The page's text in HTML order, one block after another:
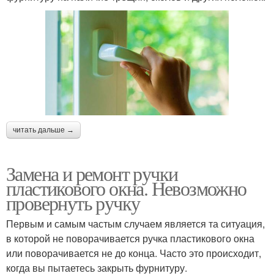
читать дальше →
Замена и ремонт ручки
пластикового окна. Невозможно
провернуть ручку
Первым и самым частым случаем является та ситуация,
в которой не поворачивается ручка пластикового окна
или поворачивается не до конца. Часто это происходит,
когда вы пытаетесь закрыть фурнитуру.